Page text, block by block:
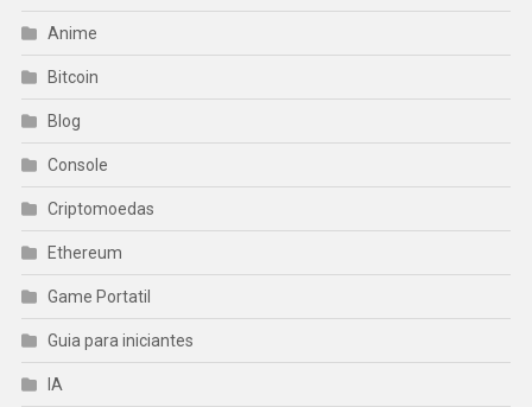
Anime
Bitcoin
Blog
Console
Criptomoedas
Ethereum
Game Portatil
Guia para iniciantes
IA